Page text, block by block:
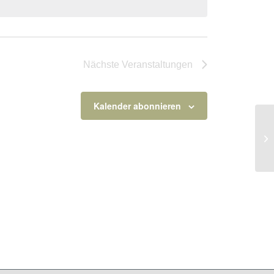
Nächste Veranstaltungen
Kalender abonnieren